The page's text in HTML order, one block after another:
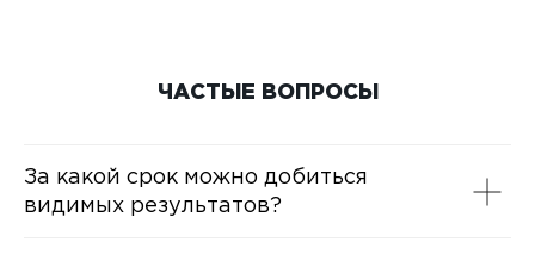
ЧАСТЫЕ ВОПРОСЫ
За какой срок можно добиться
видимых результатов?